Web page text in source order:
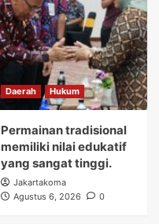
Daerah Hukum
Permainan tradisional
memiliki nilai edukatif
yang sangat tinggi.
Jakartakoma
Agustus 6, 2026
0